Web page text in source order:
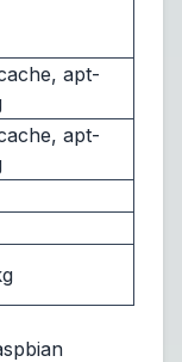
apt-
apt-